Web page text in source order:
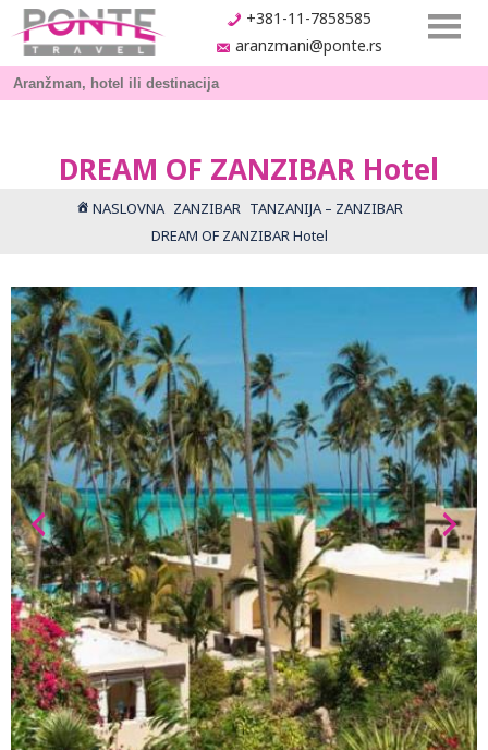
+381-11-7858585
aranzmani@ponte.rs
DREAM OF ZANZIBAR Hotel
NASLOVNA ZANZIBAR TANZANIJA – ZANZIBAR
DREAM OF ZANZIBAR Hotel